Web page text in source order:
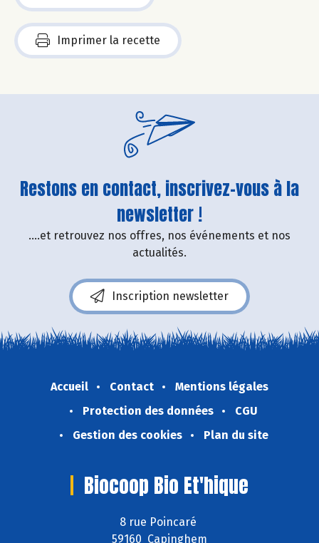
Imprimer la recette
Restons en contact, inscrivez-vous à la
newsletter !
....et retrouvez nos offres, nos événements et nos
actualités.
Inscription newsletter
Accueil Contact
Mentions légales
Protection des données
CGU
Gestion des cookies
Plan du site
Biocoop Bio Et'hique
8 rue Poincaré
59160 Capinghem